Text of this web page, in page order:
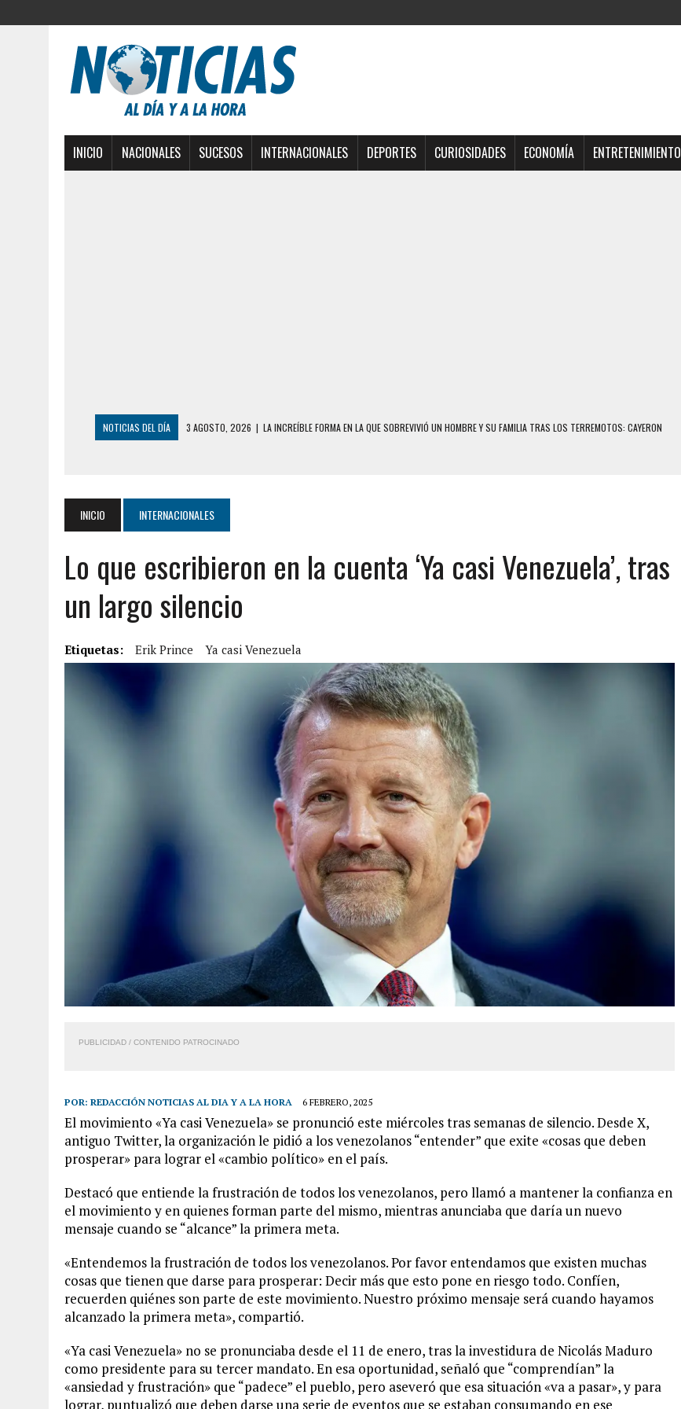
INICIO NACIONALES SUCESOS INTERNACIONALES DEPORTES CURIOSIDADES ECONOMÍA ENTRETENIMIENTO
NOTICIAS DEL DÍA 3 AGOSTO, 2026 | LA INCREÍBLE FORMA EN LA QUE SOBREVIVIÓ UN HOMBRE Y SU FAMILIA TRAS LOS TERREMOTOS: CAYERON
2 AGOSTO, 2026 | COLAPSÓ TECHO DE UNA VIVIENDA EN EL CENTRO DE CARACAS CON MÁS DE 20 PERSONAS ADENTRO
FALCÓN: MUJER ATACÓ CON UN CUCHILLO A SUS HIJOS, UNO PERDIÓ LA VIDA
6 AGOSTO, 2026 | MISTERIOSA MUERTE DE MODELO EN MONAGAS: HALLARON EL CUERPO DENTRO DE SU CASA
6 AGOSTO, 2026
BARINAS: ADOLESCENTE SE QUITÓ LA VIDA TRAS SER ACOSADA Y ABUSADA POR LA PAREJA DE SU ABUELA
5 AGOSTO, 2026 | PRESUNTO BROTE PSICÓTICO POR FALTA DE TRATAMIENTO DESENCADENÓ TRAGEDIA FAMILIAR
HORROR EN BARINAS: UN HOMBRE INDUJO AL SUICIDIO A UNA ADOLESCENTE DE 13 AÑOS TRAS ABUSAR DE ELLA
INICIO INTERNACIONALES
Lo que escribieron en la cuenta ‘Ya casi Venezuela’, tras
un largo silencio
Etiquetas: Erik Prince Ya casi Venezuela
PUBLICIDAD / CONTENIDO PATROCINADO
POR: REDACCIÓN NOTICIAS AL DIA Y A LA HORA 6 FEBRERO, 2025
El movimiento «Ya casi Venezuela» se pronunció este miércoles tras semanas de silencio. Desde X,
antiguo Twitter, la organización le pidió a los venezolanos “entender” que exite «cosas que deben
prosperar» para lograr el «cambio político» en el país.
Destacó que entiende la frustración de todos los venezolanos, pero llamó a mantener la confianza en
el movimiento y en quienes forman parte del mismo, mientras anunciaba que daría un nuevo
mensaje cuando se “alcance” la primera meta.
«Entendemos la frustración de todos los venezolanos. Por favor entendamos que existen muchas
cosas que tienen que darse para prosperar: Decir más que esto pone en riesgo todo. Confíen,
recuerden quiénes son parte de este movimiento. Nuestro próximo mensaje será cuando hayamos
alcanzado la primera meta», compartió.
«Ya casi Venezuela» no se pronunciaba desde el 11 de enero, tras la investidura de Nicolás Maduro
como presidente para su tercer mandato. En esa oportunidad, señaló que “comprendían” la
«ansiedad y frustración» que “padece” el pueblo, pero aseveró que esa situación «va a pasar», y para
lograr, puntualizó que deben darse una serie de eventos que se estaban consumando en ese